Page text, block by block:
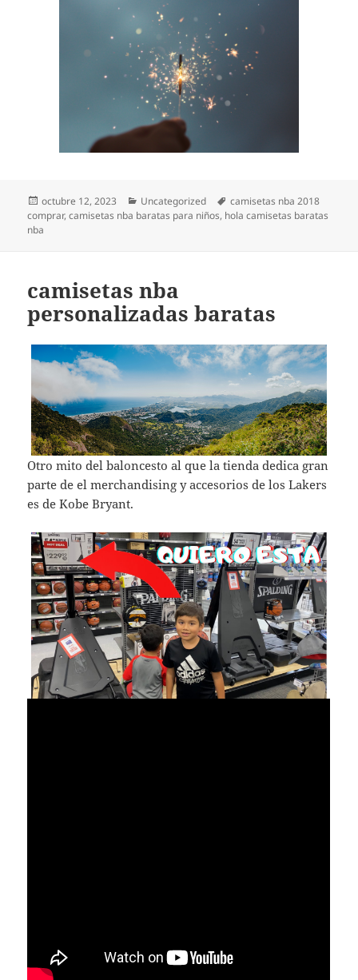
Publicado
el
octubre 12, 2023 Categorías
Uncategorized Etiquetas
camisetas nba 2018
comprar,camisetas nba baratas para niños, hola camisetas baratas
nba
camisetas nba
personalizadas baratas
Otro mito del baloncesto al que la tienda dedica gran
parte de el merchandising y accesorios de los Lakers
es de Kobe Bryant.